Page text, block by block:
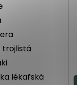
trojlistá
lékařská